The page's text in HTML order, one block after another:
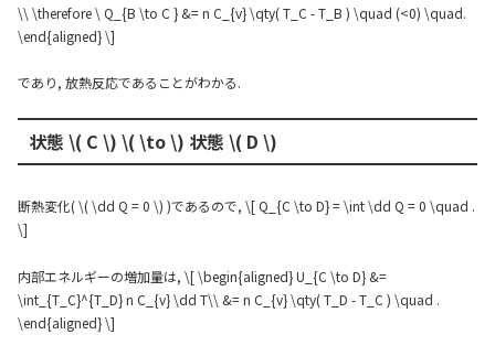
\\ \therefore \ Q_{B \to C } &= n C_{v} \qty( T_C - T_B ) \quad (<0) \quad.
\end{aligned} \]
であり, 放熱反応であることがわかる.
状態 \( C \) \( \to \) 状態 \( D \)
断熱変化( \( \dd Q = 0 \) )であるので, \[ Q_{C \to D} = \int \dd Q = 0 \quad .
\]
内部エネルギーの増加量は, \[ \begin{aligned} U_{C \to D} &=
\int_{T_C}^{T_D} n C_{v} \dd T\\ &= n C_{v} \qty( T_D - T_C ) \quad .
\end{aligned} \]